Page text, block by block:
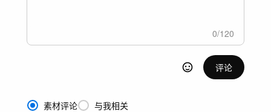
0/120
评论
素材评论 与我相关